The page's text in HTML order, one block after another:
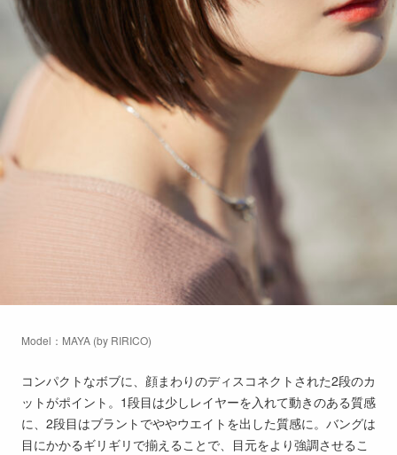
Model：MAYA (by RIRICO)
コンパクトなボブに、顔まわりのディスコネクトされた2段のカ
ットがポイント。1段目は少しレイヤーを入れて動きのある質感
に、2段目はブラントでややウエイトを出した質感に。バングは
目にかかるギリギリで揃えることで、目元をより強調させるこ